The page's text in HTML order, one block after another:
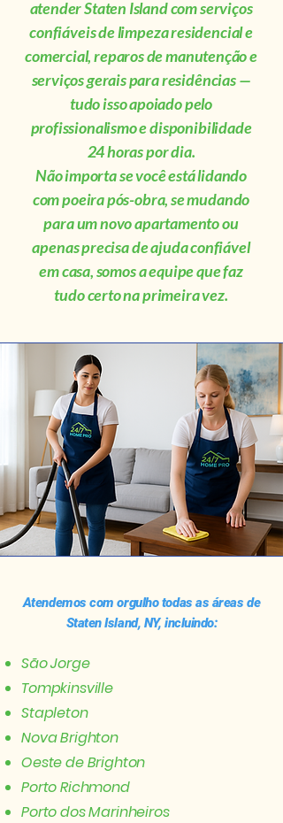
atender Staten Island com serviços
confiáveis de limpeza residencial e
comercial, reparos de manutenção e
serviços gerais para residências —
tudo isso apoiado pelo
profissionalismo e disponibilidade
24 horas por dia.
Não importa se você está lidando
com poeira pós-obra, se mudando
para um novo apartamento ou
apenas precisa de ajuda confiável
em casa, somos a equipe que faz
tudo certo na primeira vez.
Atendemos com orgulho todas as áreas de
Staten Island, NY, incluindo:
São Jorge
Tompkinsville
Stapleton
Nova Brighton
Oeste de Brighton
Porto Richmond
Porto dos Marinheiros